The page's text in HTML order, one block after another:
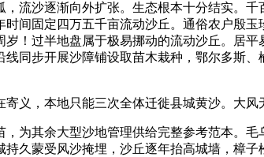
流沙逐渐向外扩张。生态根本十分结实。
间固定四万五千亩流动沙丘。通俗农户殷
！过半地盘属于极易挪动的流动沙丘。居
同步开展沙障铺设取苗木栽种，鄂尔多斯
，本地只能三次全体迁徙县城黄沙。大风
其余大型沙地管理供给完整参考范本。毛
久蒙受风沙掩埋，沙丘逐年抬高城墙，樟子